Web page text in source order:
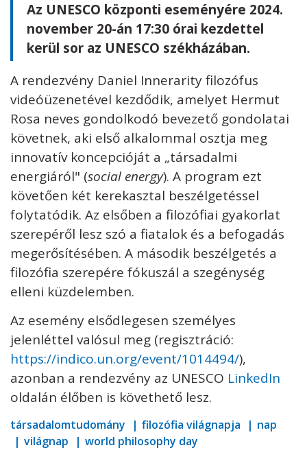
Az UNESCO központi eseményére 2024.
november 20-án 17:30 órai kezdettel
kerül sor az UNESCO székházában.
A rendezvény Daniel Innerarity filozófus
videóüzenetével kezdődik, amelyet Hermut
Rosa neves gondolkodó bevezető gondolatai
követnek, aki első alkalommal osztja meg
innovatív koncepcióját a „társadalmi
energiáról" (social energy). A program ezt
követően két kerekasztal beszélgetéssel
folytatódik. Az elsőben a filozófiai gyakorlat
szerepéről lesz szó a fiatalok és a befogadás
megerősítésében. A második beszélgetés a
filozófia szerepére fókuszál a szegénység
elleni küzdelemben.
Az esemény elsődlegesen személyes
jelenléttel valósul meg (regisztráció:
https://indico.un.org/event/1014494/),
azonban a rendezvény az UNESCO LinkedIn
oldalán élőben is követhető lesz.
társadalomtudomány filozófia világnapja
nap
világnap
world philosophy day